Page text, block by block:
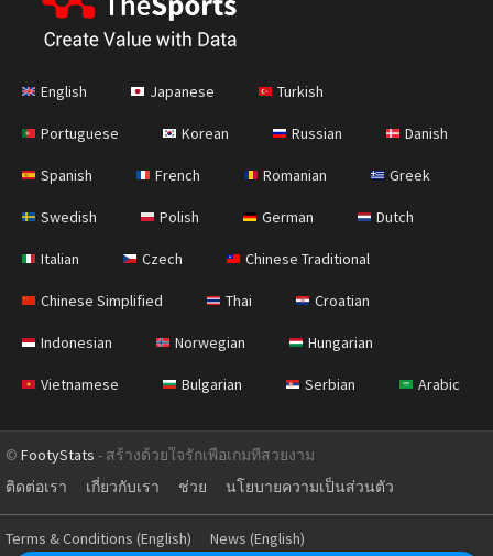
English Japanese Turkish
Portuguese Korean Russian Danish
Spanish French Romanian Greek
Swedish Polish German Dutch
Italian Czech Chinese Traditional
Chinese Simplified Thai Croatian
Indonesian Norwegian Hungarian
Vietnamese Bulgarian Serbian Arabic
© FootyStats - สร้างด้วยใจรักเพื่อเกมที่สวยงาม
ติดต่อเรา
เกี่ยวกับเรา ช่วย นโยบายความเป็นส่วนตัว
Terms & Conditions (English) News (English)